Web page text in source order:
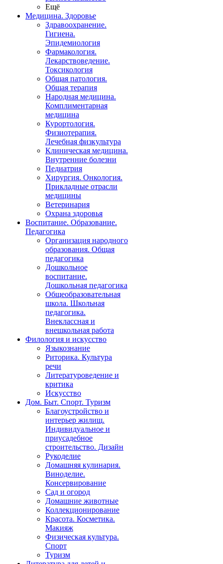
Ещё
Медицина. Здоровье
Здравоохранение.
Гигиена.
Эпидемиология
Фармакология.
Лекарствоведение.
Токсикология
Общая патология.
Общая терапия
Народная медицина.
Комплиментарная
медицина
Курортология.
Физиотерапия.
Лечебная физкультура
Клиническая медицина.
Внутренние болезни
Педиатрия
Хирургия. Онкология.
Прикладные отрасли
медицины
Ветеринария
Охрана здоровья
Воспитание. Образование.
Педагогика
Организация народного
образования. Общая
педагогика
Дошкольное
воспитание.
Дошкольная педагогика
Общеобразовательная
школа. Школьная
педагогика.
Внеклассная и
внешкольная работа
Филология и искусство
Языкознание
Риторика. Культура
речи
Литературоведение и
критика
Искусство
Дом. Быт. Спорт. Туризм
Благоустройство и
интерьер жилищ.
Индивидуальное и
приусадебное
строительство. Дизайн
Рукоделие
Домашняя кулинария.
Виноделие.
Консервирование
Сад и огород
Домашние животные
Коллекционирование
Красота. Косметика.
Макияж
Физическая культура.
Спорт
Туризм